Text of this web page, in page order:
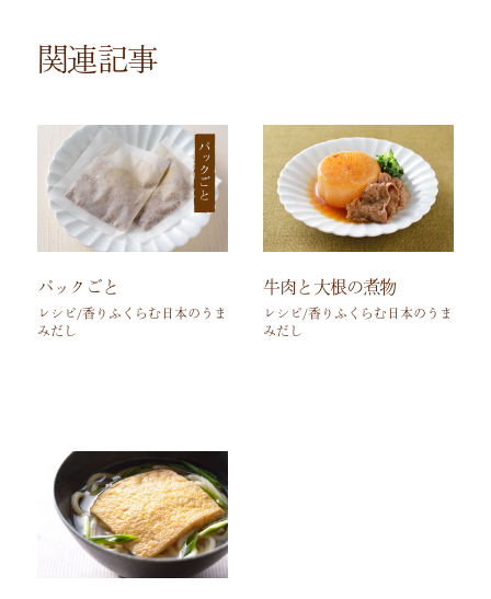
関連記事
パックごと
レシピ/香りふくらむ日本のうま
みだし
牛肉と大根の煮物
レシピ/香りふくらむ日本のうま
みだし